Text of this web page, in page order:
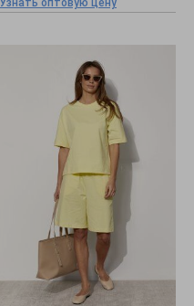
Узнать оптовую цену